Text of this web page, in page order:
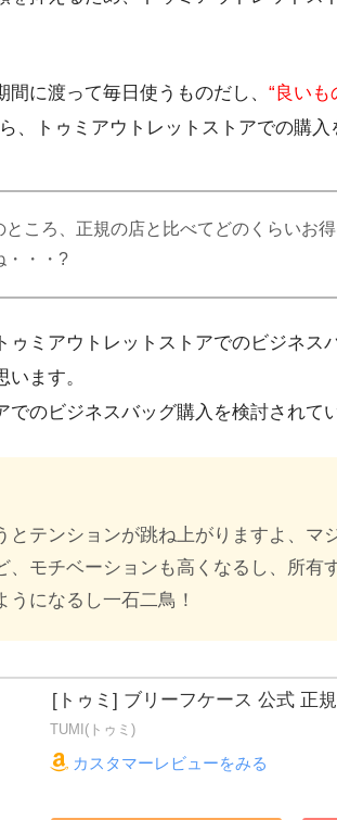
に渡って毎日使うものだし、 “良い
、トゥミアウトレットストアでの購入
ところ、正規の店と比べてどのくらいお
・・・?
ゥミアウトレットストアでのビジネス
ます。
でのビジネスバッグ購入を検討されて
とテンションが跳ね上がりますよ、マ
、モチベーションも高くなるし、所有
になるし一石二鳥！
[トゥミ] ブリーフケース 公式 正
TUMI(トゥミ)
カスタマーレビューをみる